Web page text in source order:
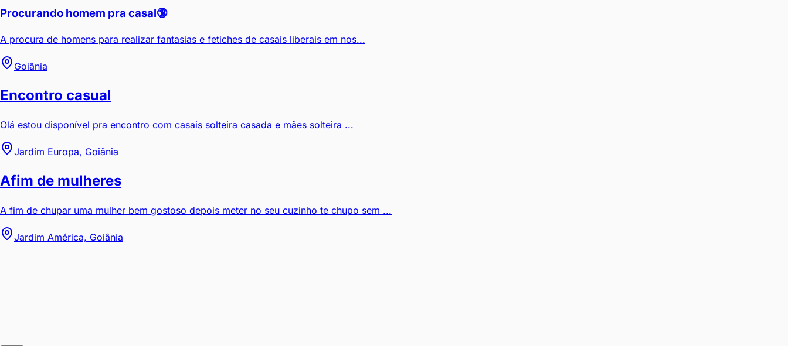
Procurando homem pra casal🔞
A procura de homens para realizar fantasias e fetiches de casais liberais em nos...
Goiânia
Encontro casual
Olá estou disponível pra encontro com casais solteira casada e mães solteira ...
Jardim Europa, Goiânia
Afim de mulheres
A fim de chupar uma mulher bem gostoso depois meter no seu cuzinho te chupo sem ...
Jardim América, Goiânia